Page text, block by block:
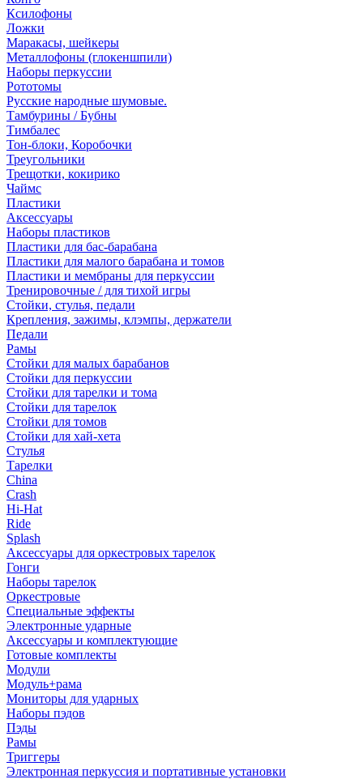
Ксилофоны
Ложки
Маракасы, шейкеры
Металлофоны (глокеншпили)
Наборы перкуссии
Рототомы
Русские народные шумовые.
Тамбурины / Бубны
Тимбалес
Тон-блоки, Коробочки
Треугольники
Трещотки, кокирико
Чаймс
Пластики
Аксессуары
Наборы пластиков
Пластики для бас-барабана
Пластики для малого барабана и томов
Пластики и мембраны для перкуссии
Тренировочные / для тихой игры
Стойки, стулья, педали
Крепления, зажимы, клэмпы, держатели
Педали
Рамы
Стойки для малых барабанов
Стойки для перкуссии
Стойки для тарелки и тома
Стойки для тарелок
Стойки для томов
Стойки для хай-хета
Стулья
Тарелки
China
Crash
Hi-Hat
Ride
Splash
Аксессуары для оркестровых тарелок
Гонги
Наборы тарелок
Оркестровые
Специальные эффекты
Электронные ударные
Аксессуары и комплектующие
Готовые комплекты
Модули
Модуль+рама
Мониторы для ударных
Наборы пэдов
Пэды
Рамы
Триггеры
Электронная перкуссия и портативные установки